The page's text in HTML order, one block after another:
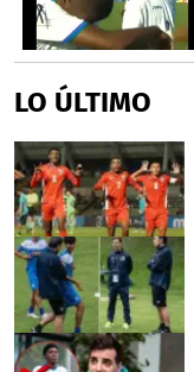
LO ÚLTIMO